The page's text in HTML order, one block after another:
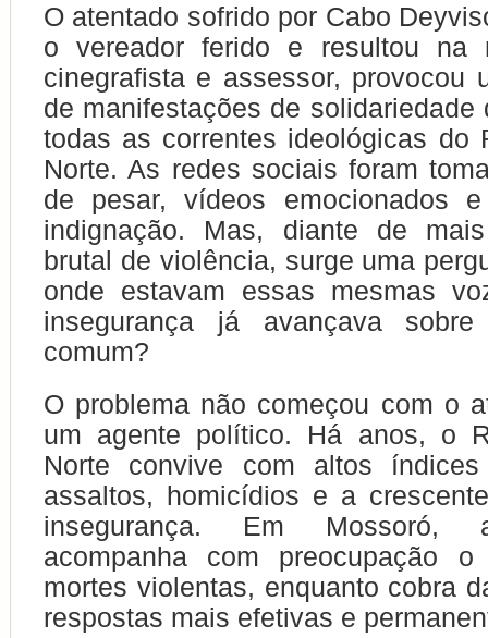
O atentado sofrido por Cabo
o vereador ferido e resultou na
cinegrafista e assessor, provocou
de manifestações de solidariedade
todas as correntes ideológicas do
Norte. As redes sociais foram
de pesar, vídeos emocionados
indignação. Mas, diante de
brutal de violência, surge uma
onde estavam essas mesmas
insegurança já avançava
comum?
O problema não começou com o
um agente político. Há anos, o
Norte convive com altos
assaltos, homicídios e a
insegurança. Em Mossoró,
acompanha com preocupação
mortes violentas, enquanto cobra
respostas mais efetivas e